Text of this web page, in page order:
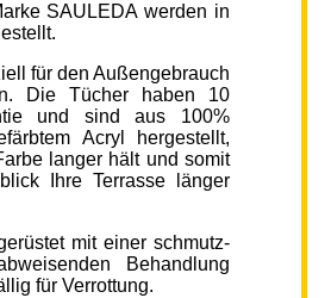
SAULEDA werden in
für den Außengebrauch
Die Tücher haben 10
und sind aus 100%
Acryl hergestellt,
langer hält und somit
Ihre Terrasse länger
mit einer schmutz-
Behandlung
für Verrottung.